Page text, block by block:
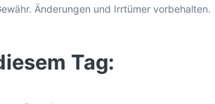
Änderungen und Irrtümer vorbehalten.
Tag: